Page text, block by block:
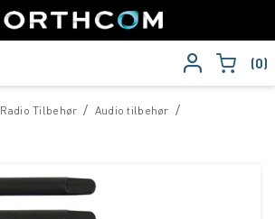
0
/
Radio Tilbehør /
Audio tilbehør